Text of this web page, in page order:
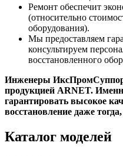
Ремонт обеспечит
(относительно
оборудования).
Мы предоставляем
консультируем
восстановленного
Инженеры
продукцией ARNET.
гарантировать высокое
восстановление даже
Каталог моделей